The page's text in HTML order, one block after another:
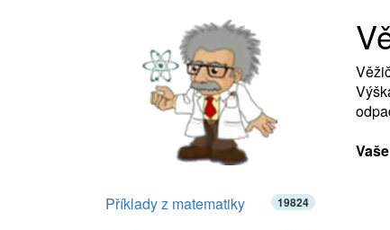
Příklady z matematiky 19824